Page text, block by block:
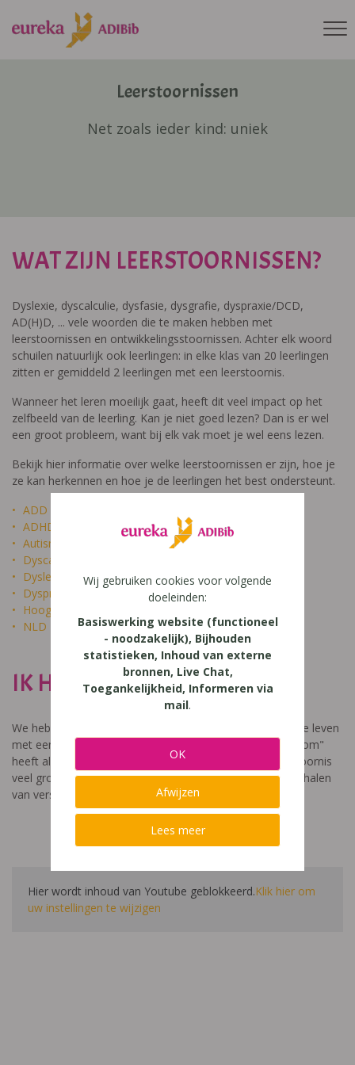
Leerstoornissen
Net zoals ieder kind: uniek
WAT ZIJN LEERSTOORNISSEN?
Dyslexie, dyscalculie, dysfasie, dysgrafie, dyspraxie/DCD,
AD(H)D, ... vele woorden die te maken hebben met
leerstoornissen en ontwikkelingsstoornissen. Achter elk woord
schuilen natuurlijk ook leerlingen: in elke klas van 20 leerlingen
zitten er gemiddeld 2 leerlingen met een leerstoornis.
Wanneer het leren moeilijk gaat, heeft dit veel impact op het
zelfbeeld van de leerling. Kan je niet goed lezen? Dan is er wel
een groot probleem, want bij elk vak moet je wel eens lezen.
Bekijk hier informatie over welke leerstoornissen er zijn, hoe je
ze kan herkennen en hoe je de leerlingen het best ondersteunt.
ADD
ADHD
Autisme
Dyscalculie
Dyslexie
Dyspraxie
Hoogbegaafdheid
NLD
IK HEET NIET DOM
We hebben een video gemaakt die toont hoe het is om te leven
met een leerstoornis. De film met als titel: "Ik heet niet dom"
heeft als doel aan te tonen dat de impact van een leerstoornis
veel groter is dan enkel wat je ziet in de klas. Je hoort verhalen
van verschillende leerlingen en ouders.
Hier wordt inhoud van Youtube geblokkeerd.Klik hier om
uw instellingen te wijzigen
Wij gebruiken cookies voor volgende
doeleinden:
Basiswerking website (functioneel
- noodzakelijk), Bijhouden
statistieken, Inhoud van externe
bronnen, Live Chat,
Toegankelijkheid, Informeren via
mail.
OK
Afwijzen
Lees meer